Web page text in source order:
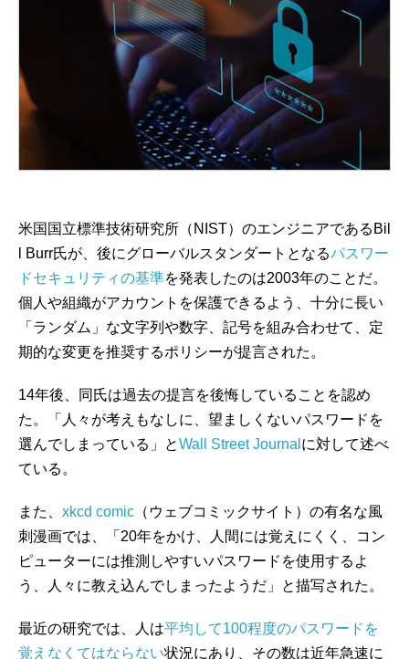
米国国立標準技術研究所（NIST）のエンジニアであるBil
l Burr氏が、後にグローバルスタンダートとなるパスワー
ドセキュリティの基準を発表したのは2003年のことだ。
個人や組織がアカウントを保護できるよう、十分に長い
「ランダム」な文字列や数字、記号を組み合わせて、定
期的な変更を推奨するポリシーが提言された。
14年後、同氏は過去の提言を後悔していることを認め
た。「人々が考えもなしに、望ましくないパスワードを
選んでしまっている」とWall Street Journal に対して述べ
ている。
また、 xkcd comic （ウェブコミックサイト）の有名な風
刺漫画では、「20年をかけ、人間には覚えにくく、コン
ピューターには推測しやすいパスワードを使用するよ
う、人々に教え込んでしまったようだ」と描写された。
最近の研究では、人は平均して100程度のパスワードを
覚えなくてはならない状況にあり、その数は近年急速に